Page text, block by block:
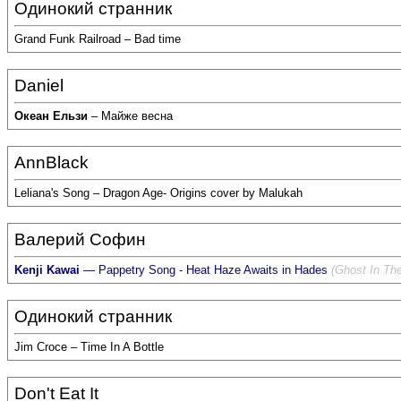
Одинокий странник
Grand Funk Railroad – Bad time
Daniel
Океан Ельзи – Майже весна
AnnBlack
Leliana's Song – Dragon Age- Origins cover by Malukah
Валерий Софин
Kenji Kawai — Pappetry Song - Heat Haze Awaits in Hades (Ghost In
Одинокий странник
Jim Croce – Time In A Bottle
Don't Eat It